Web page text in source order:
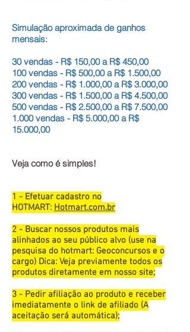
Simulação aproximada de ganhos
mensais:
30 vendas - R$ 150,00 a R$ 450,00
100 vendas - R$ 500,00 a R$ 1.500,00
200 vendas - R$ 1.000,00 a R$ 3.000,00
300 vendas - R$ 1.500,00 a R$ 4.500,00
500 vendas - R$ 2.500,00 a R$ 7.500,00
1.000 vendas - R$ 5.000,00 a R$
15.000,00
Veja como é simples!
1 - Efetuar cadastro no
HOTMART: Hotmart.com.br
2 - Buscar nossos produtos mais
alinhados ao seu público alvo (use na
pesquisa do hotmart: Geoconcursos e o
cargo) Dica: Veja previamente todos os
produtos diretamente em nosso site;
3 - Pedir afiliação ao produto e receber
imediatamente o link de afiliado (A
aceitação será automática);